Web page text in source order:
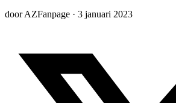
door AZFanpage · 3 januari 2023